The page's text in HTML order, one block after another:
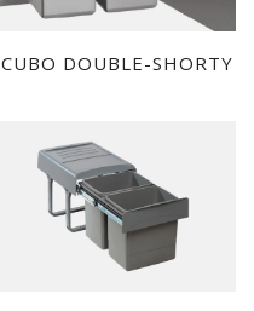
CUBO DOUBLE-SHORTY